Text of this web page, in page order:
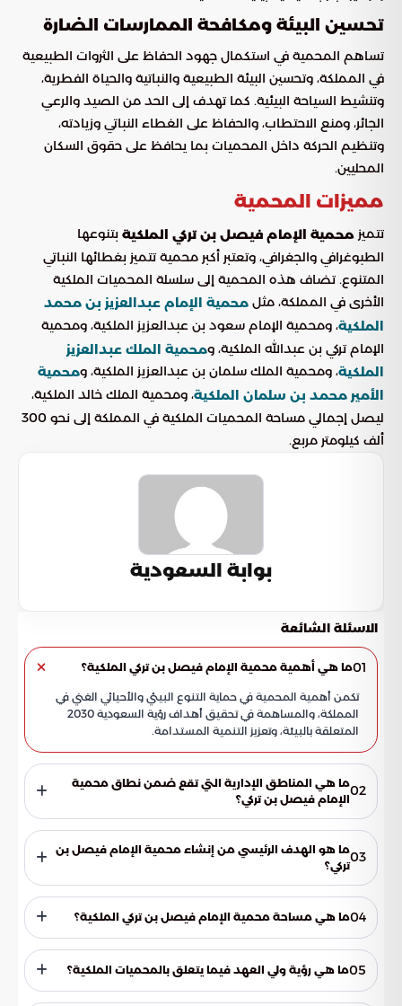
تحسين البيئة ومكافحة الممارسات الضارة
تساهم المحمية في استكمال جهود الحفاظ على الثروات الطبيعية
في المملكة، وتحسين البيئة الطبيعية والنباتية والحياة الفطرية،
وتنشيط السياحة البيئية. كما تهدف إلى الحد من الصيد والرعي
الجائر، ومنع الاحتطاب، والحفاظ على الغطاء النباتي وزيادته،
وتنظيم الحركة داخل المحميات بما يحافظ على حقوق السكان
المحليين.
مميزات المحمية
تتميز محمية الإمام فيصل بن تركي الملكية بتنوعها
الطبوغرافي والجغرافي، وتعتبر أكبر محمية تتميز بغطائها النباتي
المتنوع. تضاف هذه المحمية إلى سلسلة المحميات الملكية
الأخرى في المملكة، مثل محمية الإمام عبدالعزيز بن محمد
الملكية، ومحمية الإمام سعود بن عبدالعزيز الملكية، ومحمية
الإمام تركي بن عبدالله الملكية، ومحمية الملك عبدالعزيز
الملكية، ومحمية الملك سلمان بن عبدالعزيز الملكية، ومحمية
الأمير محمد بن سلمان الملكية، ومحمية الملك خالد الملكية،
ليصل إجمالي مساحة المحميات الملكية في المملكة إلى نحو 300
ألف كيلومتر مربع.
بوابة السعودية
الاسئلة الشائعة
01ما هي أهمية محمية الإمام فيصل بن تركي الملكية؟
تكمن أهمية المحمية في حماية التنوع البيئي والأحيائي الغني في
المملكة، والمساهمة في تحقيق أهداف رؤية السعودية 2030
المتعلقة بالبيئة، وتعزيز التنمية المستدامة.
02ما هي المناطق الإدارية التي تقع ضمن نطاق محمية
الإمام فيصل بن تركي؟
المكرمة، وصولًا إلى المياه الإقليمية السعودية في البحر الأحمر.
03ما هو الهدف الرئيسي من إنشاء محمية الإمام فيصل بن
تركي؟
وتحقيق استدامة النظم البيئية.04ما هي مساحة محمية الإمام فيصل بن تركي الملكية؟
05ما هي رؤية ولي العهد فيما يتعلق بالمحميات الملكية؟